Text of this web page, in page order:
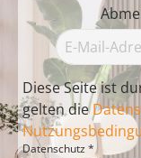
Diese Seite ist
gelten die
Datenschutz *